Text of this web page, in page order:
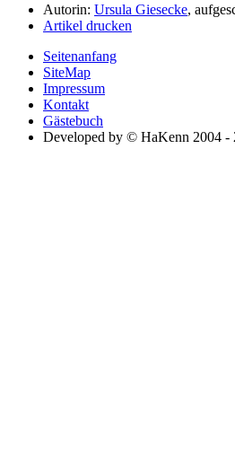
Autorin: Ursula Giesecke,
Artikel drucken
Seitenanfang
SiteMap
Impressum
Kontakt
Gästebuch
Developed by © HaKenn 2004 -